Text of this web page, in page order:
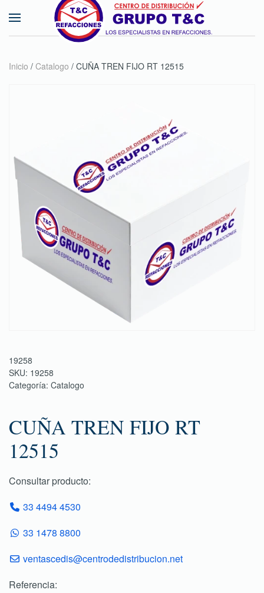
Skip to main content
Inicio / Catalogo / CUÑA TREN FIJO RT 12515
19258
SKU: 19258
Categoría: Catalogo
CUÑA TREN FIJO RT
12515
Consultar producto:
33 4494 4530
33 1478 8800
ventascedis@centrodedistribucion.net
Referencia: